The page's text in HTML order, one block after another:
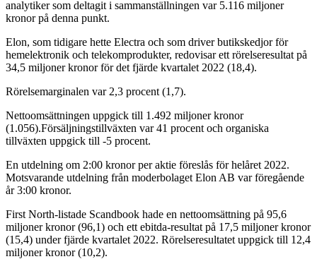
analytiker som deltagit i sammanställningen var 5.116 miljoner
kronor på denna punkt.
Elon, som tidigare hette Electra och som driver butikskedjor för
hemelektronik och telekomprodukter, redovisar ett rörelseresultat på
34,5 miljoner kronor för det fjärde kvartalet 2022 (18,4).
Rörelsemarginalen var 2,3 procent (1,7).
Nettoomsättningen uppgick till 1.492 miljoner kronor
(1.056).Försäljningstillväxten var 41 procent och organiska
tillväxten uppgick till -5 procent.
En utdelning om 2:00 kronor per aktie föreslås för helåret 2022.
Motsvarande utdelning från moderbolaget Elon AB var föregående
år 3:00 kronor.
First North-listade Scandbook hade en nettoomsättning på 95,6
miljoner kronor (96,1) och ett ebitda-resultat på 17,5 miljoner kronor
(15,4) under fjärde kvartalet 2022. Rörelseresultatet uppgick till 12,4
miljoner kronor (10,2).